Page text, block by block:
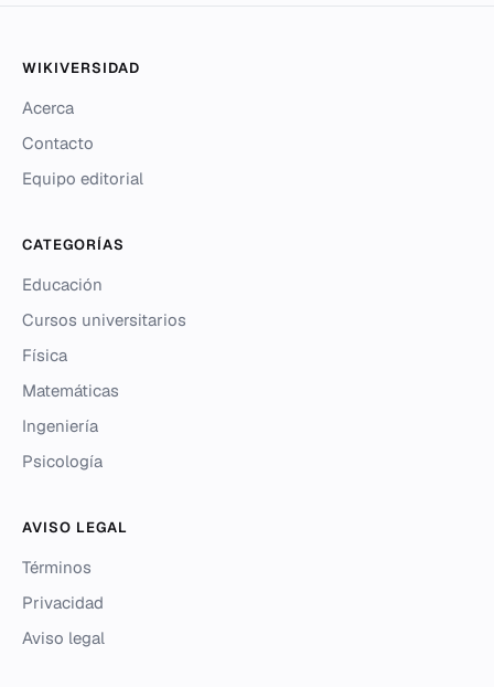
WIKIVERSIDAD
Acerca
Contacto
Equipo editorial
CATEGORÍAS
Educación
Cursos universitarios
Física
Matemáticas
Ingeniería
Psicología
AVISO LEGAL
Términos
Privacidad
Aviso legal